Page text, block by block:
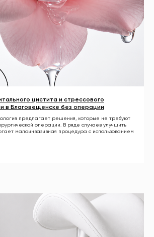
цистита и стрессового
в Благовещенске без операции
предлагает решения, которые не требуют
операции. В ряде случаев улучшить
малоинвазивная процедура с использованием